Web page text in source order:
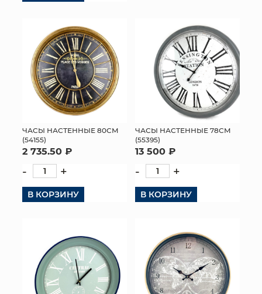
ЧАСЫ НАСТЕННЫЕ 80СМ
(54155)
2 735.50 ₽
- +
В КОРЗИНУ
ЧАСЫ НАСТЕННЫЕ 78СМ
(55395)
13 500 ₽
- +
В КОРЗИНУ